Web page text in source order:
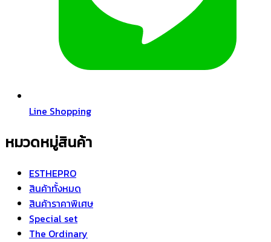
Line Shopping
หมวดหมู่สินค้า
ESTHEPRO
สินค้าทั้งหมด
สินค้าราคาพิเศษ
Special set
The Ordinary